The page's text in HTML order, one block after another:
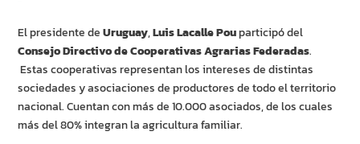
El presidente deUruguay,Luis Lacalle Pouparticipó del
Consejo Directivo de Cooperativas Agrarias Federadas.
Estas cooperativas representan los intereses de distintas
sociedades y asociaciones de productores de todo el territorio
nacional. Cuentan con más de 10.000 asociados, de los cuales
más del 80% integran la agricultura familiar.